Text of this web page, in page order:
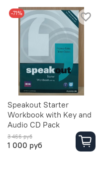
-71%
Speakout Starter
Workbook with Key and
Audio CD Pack
3 466 руб
1 000 руб